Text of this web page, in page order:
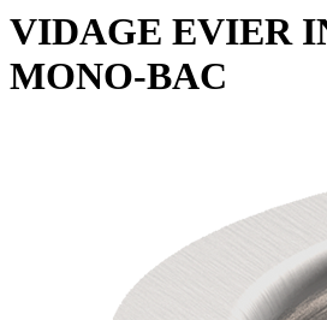
VIDAGE EVIER
MONO-BAC